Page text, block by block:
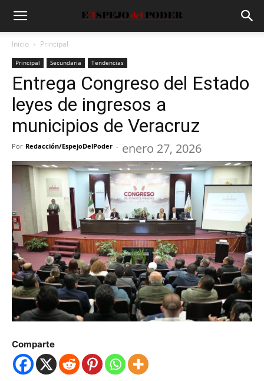
Inicio Principal
Principal Secundaria Tendencias
Entrega Congreso del Estado
leyes de ingresos a
municipios de Veracruz
Por Redacción/EspejoDelPoder - enero 27, 2026
Comparte